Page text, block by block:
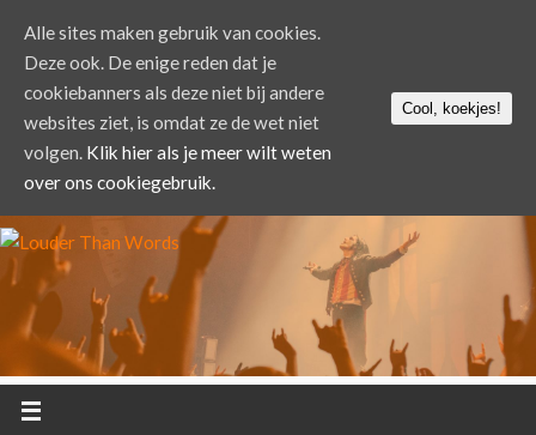
Alle sites maken gebruik van cookies.
Deze ook. De enige reden dat je
cookiebanners als deze niet bij andere
websites ziet, is omdat ze de wet niet
volgen. Klik hier als je meer wilt weten
over ons cookiegebruik.
Cool, koekjes!